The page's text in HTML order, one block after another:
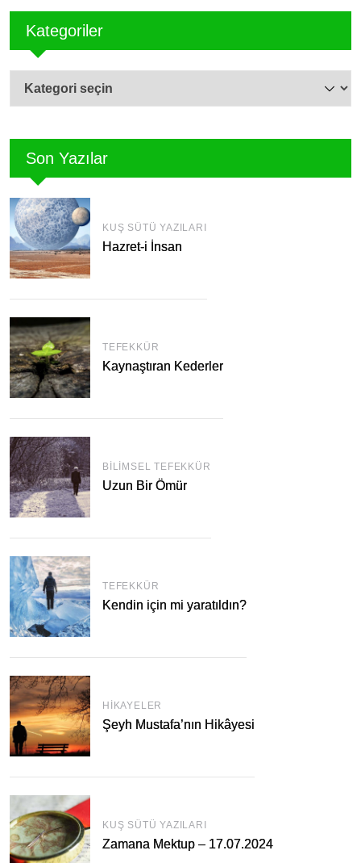
Kategoriler
Kategoriler
Son Yazılar
KUŞ SÜTÜ YAZILARI
Hazret-i İnsan
TEFEKKÜR
Kaynaştıran Kederler
BILIMSEL TEFEKKÜR
Uzun Bir Ömür
TEFEKKÜR
Kendin için mi yaratıldın?
HIKAYELER
Şeyh Mustafa’nın Hikâyesi
KUŞ SÜTÜ YAZILARI
Zamana Mektup – 17.07.2024